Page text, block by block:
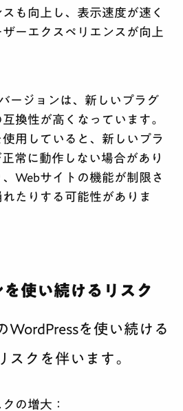
も向上し、表示速度が速く
ーエクスペリエンスが向上
ージョンは、新しいプラグ
換性が高くなっています。
用していると、新しいプラ
常に動作しない場合があり
Webサイトの機能が制限さ
たりする可能性がありま
使い続けるリスク
WordPressを使い続ける
スクを伴います。
の増大 ：